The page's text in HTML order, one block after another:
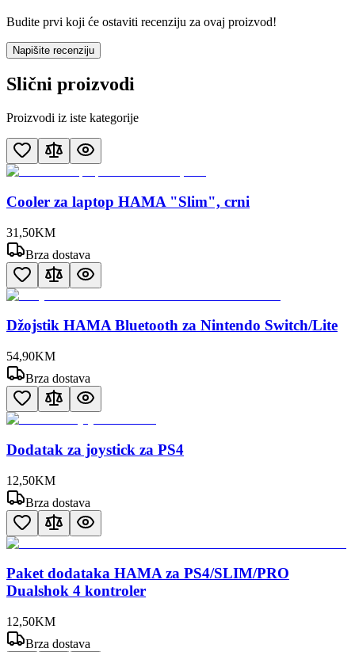
Budite prvi koji će ostaviti recenziju za ovaj proizvod!
Napišite recenziju
Slični proizvodi
Proizvodi iz iste kategorije
Cooler za laptop HAMA "Slim", crni
31 ,50KM
Brza dostava
Džojstik HAMA Bluetooth za Nintendo Switch/Lite
54,90KM
Brza dostava
Dodatak za joystick za PS4
12,50KM
Brza dostava
Paket dodataka HAMA za PS4/SLIM/PRO
Dualshok 4 kontroler
12,50KM
Brza dostava